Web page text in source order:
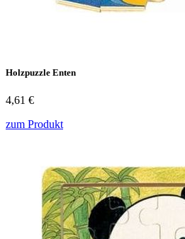
Holzpuzzle Enten
4,61 €
zum Produkt